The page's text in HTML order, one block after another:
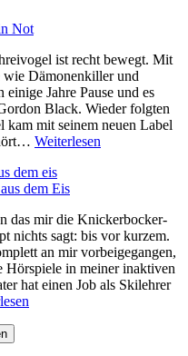
Im
der
Spinne
Not
ist recht bewegt. Mit
Dämonenkiller und
Jahre Pause und es
Black. Wieder folgten
kam mit seinem neuen Label
Weiterlesen
Damen
in
Not
dem Eis
das mir die Knickerbocker-
nichts sagt: bis vor kurzem.
an mir vorbeigegangen,
Hörspiele in meiner inaktiven
hat einen Job als Skilehrer